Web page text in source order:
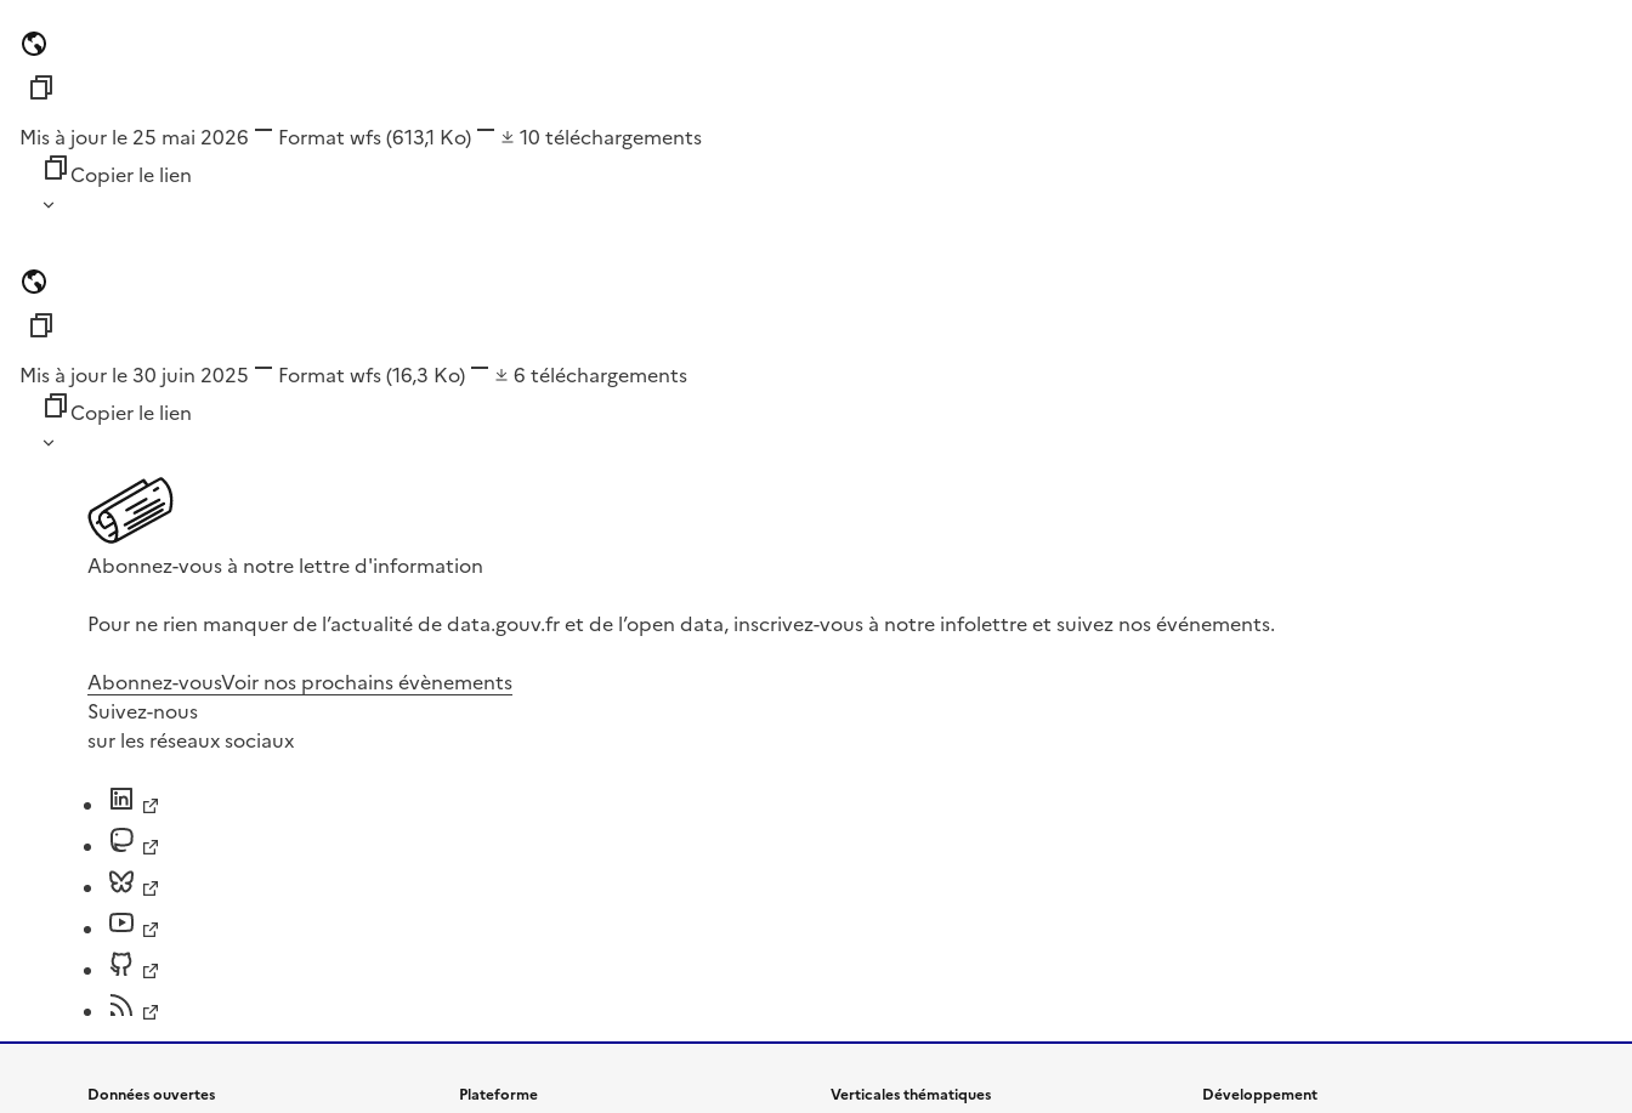
Mis à jour le 25 mai 2026 Format wfs(613,1 Ko) 10 téléchargements
Copier le lien
Mis à jour le 30 juin 2025 Format wfs(16,3 Ko) 6 téléchargements
Copier le lien
Abonnez-vous à notre lettre d'information
Pour ne rien manquer de l’actualité de data.gouv.fr et de l’open data, inscrivez-vous à notre infolettre et suivez nos événements.
Abonnez-vousVoir nos prochains évènements
Suivez-nous
sur les réseaux sociaux
Données ouvertes Plateforme Verticales thématiques Développement